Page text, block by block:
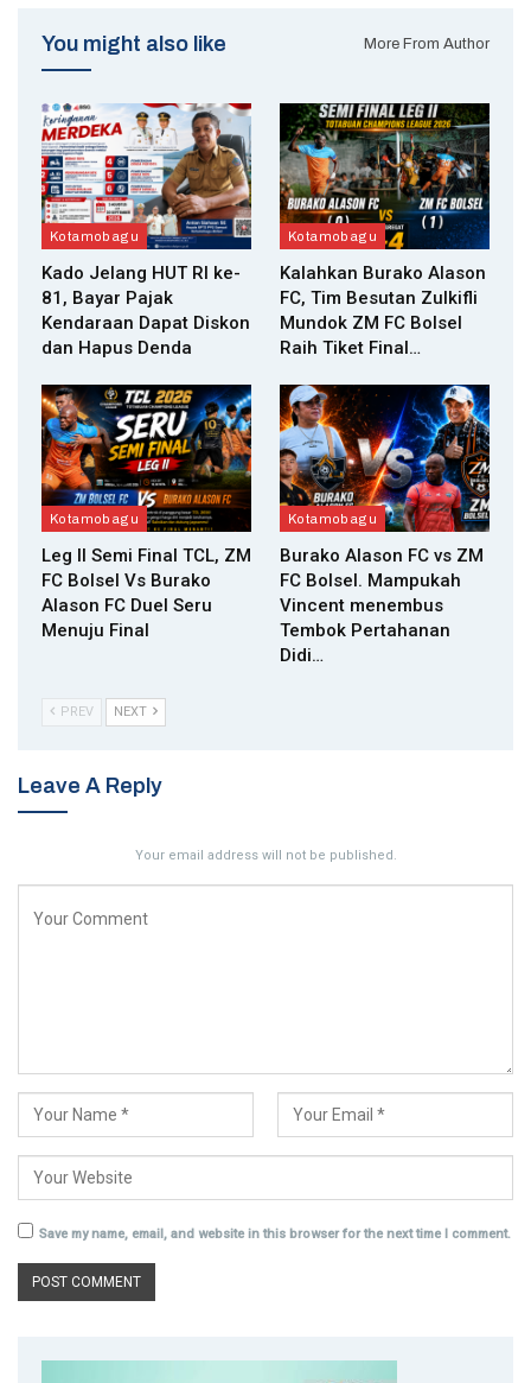
You might also like More From Author
Kotamobagu
Kado Jelang HUT RI ke-
81, Bayar Pajak
Kendaraan Dapat Diskon
dan Hapus Denda
Kotamobagu
Kalahkan Burako Alason
FC, Tim Besutan Zulkifli
Mundok ZM FC Bolsel
Raih Tiket Final…
Kotamobagu
Leg II Semi Final TCL, ZM
FC Bolsel Vs Burako
Alason FC Duel Seru
Menuju Final
Kotamobagu
Burako Alason FC vs ZM
FC Bolsel. Mampukah
Vincent menembus
Tembok Pertahanan
Didi…
PREV NEXT
Leave A Reply
Your email address will not be published.
Save my name, email, and website in this browser for the next time I comment.